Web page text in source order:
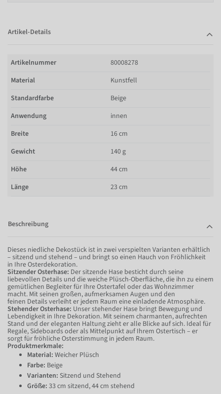
Artikel-Details
Artikelnummer
80008278
Material
Kunstfell
Standardfarbe
Beige
Anwendung
innen
Breite
16 cm
Gewicht
140 g
Höhe
44 cm
Länge
23 cm
Beschreibung
Dieses niedliche Dekostück ist in zwei verspielten Varianten erhältlich
– sitzend und stehend – und bringt so einen Hauch von Fröhlichkeit
in Ihre Osterdekoration.
Sitzender Osterhase: Der sitzende Hase besticht durch seine
liebevollen Details und die weiche Plüsch-Oberfläche, die ihn zu einem
gemütlichen Begleiter für Ihre Ostertafel oder das Wohnzimmer
macht. Mit seinen großen, aufmerksamen Augen und den
feinen Details verleiht er jedem Raum eine einladende Atmosphäre.
Stehender Osterhase: Unser stehender Hase bringt Bewegung und
Lebendigkeit in Ihre Dekoration. Mit seinem charmanten, aufrechten
Stand und der eleganten Haltung zieht er alle Blicke auf sich. Ideal für
Regale, Sideboards oder als Mittelpunkt auf Ihrem Ostertisch – er
sorgt für fröhliche Osterstimmung in jedem Raum.
Produktmerkmale:
Material: Weicher Plüsch
Farbe: Beige
Varianten: Sitzend und Stehend
Größe: 33 cm sitzend, 44 cm stehend